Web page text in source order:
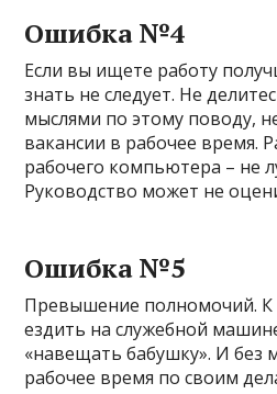
Ошибка №4
Если вы ищете работу
знать не следует. Не
мыслями по этому поводу,
вакансии в рабочее время.
рабочего компьютера – не
Руководство может не
Ошибка №5
Превышение полномочий. К
ездить на служебной
«навещать бабушку». И
рабочее время по своим